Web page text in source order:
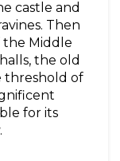
castle and
Then
Middle
the old
threshold of
for its